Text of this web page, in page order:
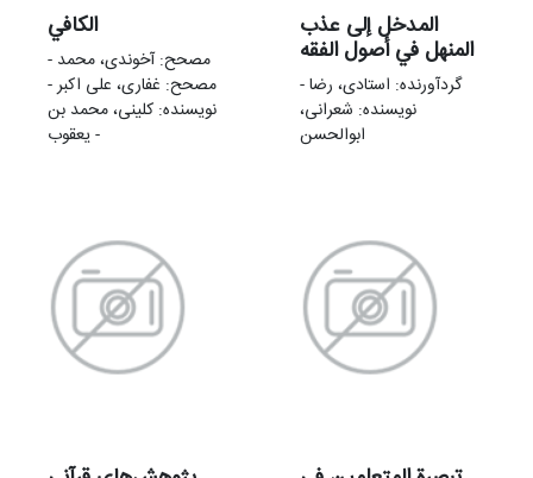
الکافي
مصحح: آخوندی، محمد -
مصحح: غفاری، علی‌ اکبر -
نویسنده: کلینی، محمد بن
یعقوب -
المدخل إلی عذب
المنهل في أصول الفقه
گردآورنده: استادی، رضا -
نویسنده: شعرانی،
ابوالحسن